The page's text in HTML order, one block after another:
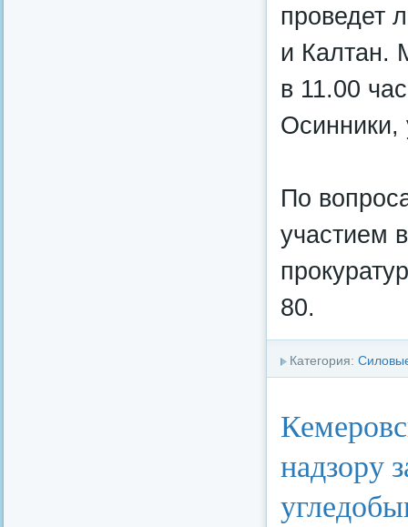
проведет
и Калтан.
в 11.00
По
участием
80.
Категория:
надзору